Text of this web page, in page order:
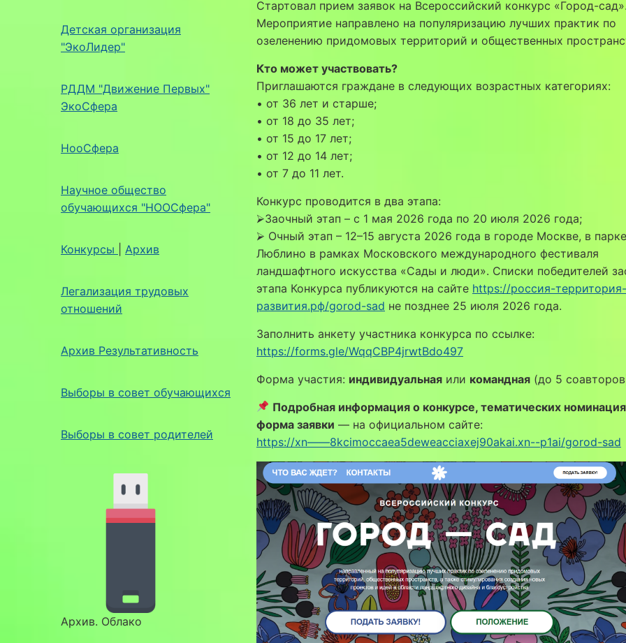
Детская организация
"ЭкоЛидер"
РДДМ "Движение Первых"
ЭкоСфера
НооСфера
Научное общество
обучающихся "НООСфера"
Конкурсы Архив
Легализация трудовых
отношений
Архив Результативность
Выборы в совет обучающихся
Выборы в совет родителей
Архив. Облако
Стартовал прием заявок на Всероссийский конкурс «Город-
Мероприятие направлено на популяризацию лучших практик по
озеленению придомовых территорий и общественных
Кто может участвовать?
Приглашаются граждане в следующих возрастных категориях:
• от 36 лет и старше;
• от 18 до 35 лет;
• от 15 до 17 лет;
• от 12 до 14 лет;
• от 7 до 11 лет.
Конкурс проводится в два этапа:
⮚Заочный этап – с 1 мая 2026 года по 20 июля 2026 года;
⮚ Очный этап – 12–15 августа 2026 года в городе Москве, в парке
Люблино в рамках Московского международного фестиваля
ландшафтного искусства «Сады и люди». Списки победителей
этапа Конкурса публикуются на сайте https://россия-территория-
развития.рф/gorod-sad не позднее 25 июля 2026 года.
Заполнить анкету участника конкурса по ссылке:
https://forms.gle/WqqCBP4jrwtBdo497
Форма участия: индивидуальная или командная (до 5
Подробная информация о конкурсе, тематических
форма заявки — на официальном сайте:
https://xn——8kcimoccaea5deweacciaxej90akai.xn--p1ai/gorod-sad